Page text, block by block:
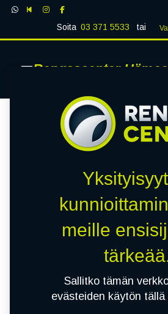
Soita 03 371 5533 tai
Rengascenter
meille
Sallitko tämän
evästeiden käytön tällä